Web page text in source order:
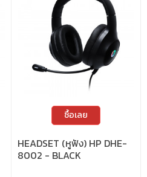
ซื้อเลย
HEADSET (หูฟัง) HP DHE-
8002 - BLACK